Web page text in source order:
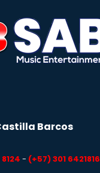
Barcos
- (+57) 301 6421816